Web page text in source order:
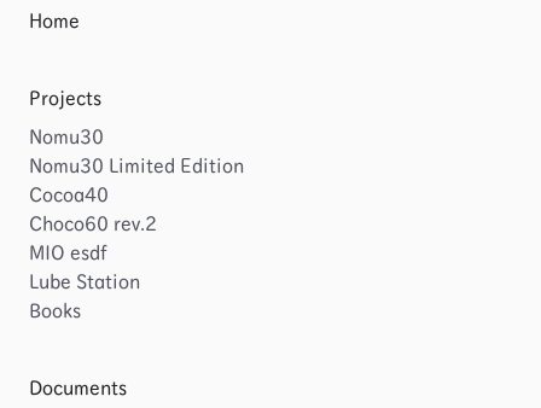
Home
Projects
Nomu30
Nomu30 Limited Edition
Cocoa40
Choco60 rev.2
MIO esdf
Lube Station
Books
Documents